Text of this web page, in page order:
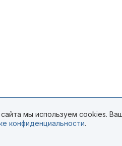
мы используем cookies.
конфиденциальности.